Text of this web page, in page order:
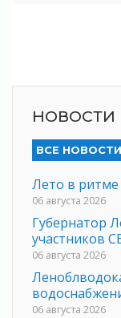
НОВОСТИ
ВСЕ НОВОСТИ
Лето в
06 августа 2026
Губернатор
участников
06 августа 2026
06 августа 2026